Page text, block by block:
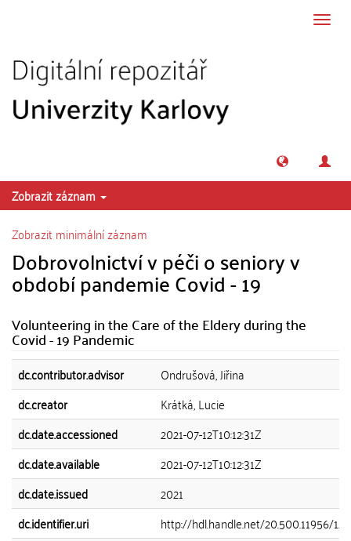
Zobrazit záznam
Zobrazit minimální záznam
Dobrovolnictví v péči o seniory v
období pandemie Covid - 19
Volunteering in the Care of the Eldery during the
Covid - 19 Pandemic
dc.contributor.advisor
Ondrušová, Jiřina
dc.creator
Krátká, Lucie
dc.date.accessioned
2021-07-12T10:12:31Z
dc.date.available
2021-07-12T10:12:31Z
dc.date.issued
2021
dc.identifier.uri
http://hdl.handle.net/20.500.11956/